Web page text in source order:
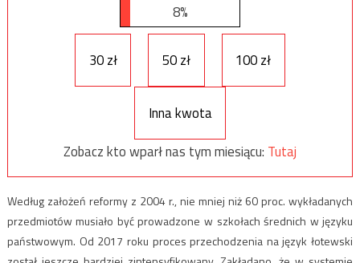
8%
30 zł 50 zł 100 zł
Inna kwota
Zobacz kto wparł nas tym miesiącu: Tutaj
Według założeń reformy z 2004 r., nie mniej niż 60 proc. wykładanych
przedmiotów musiało być prowadzone w szkołach średnich w języku
państwowym. Od 2017 roku proces przechodzenia na język łotewski